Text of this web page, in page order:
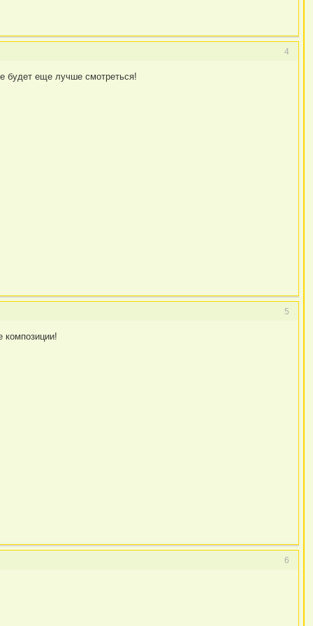
4
будет еще лучше смотреться!
5
композиции!
6